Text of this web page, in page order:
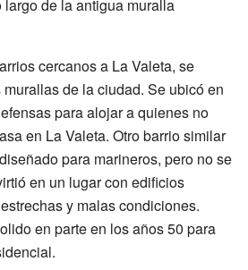
largo de la antigua muralla
cercanos a La Valeta, se
de la ciudad. Se ubicó en
para alojar a quienes no
en La Valeta. Otro barrio similar
para marineros, pero no se
en un lugar con edificios
y malas condiciones.
en parte en los años 50 para